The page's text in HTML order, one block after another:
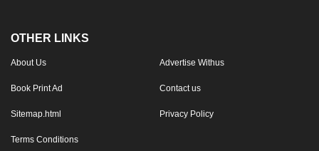
OTHER LINKS
About Us Advertise Withus
Book Print Ad Contact us
Sitemap.html Privacy Policy
Terms Conditions